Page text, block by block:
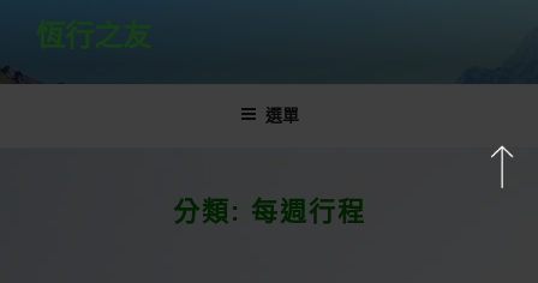
主
恆行之友
選單
分類: 每週行程